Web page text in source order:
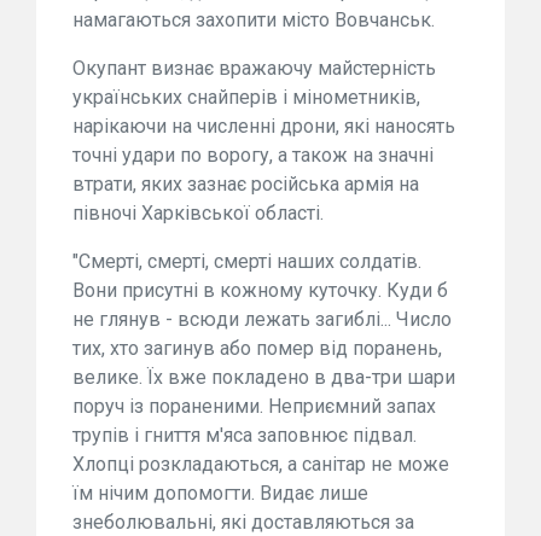
намагаються захопити місто Вовчанськ.
Окупант визнає вражаючу майстерність
українських снайперів і мінометників,
нарікаючи на численні дрони, які наносять
точні удари по ворогу, а також на значні
втрати, яких зазнає російська армія на
півночі Харківської області.
"Смерті, смерті, смерті наших солдатів.
Вони присутні в кожному куточку. Куди б
не глянув - всюди лежать загиблі... Число
тих, хто загинув або помер від поранень,
велике. Їх вже покладено в два-три шари
поруч із пораненими. Неприємний запах
трупів і гниття м'яса заповнює підвал.
Хлопці розкладаються, а санітар не може
їм нічим допомогти. Видає лише
знеболювальні, які доставляються за